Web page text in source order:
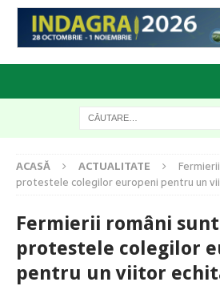
ACASĂ ACTUALITATE
protestele colegilor europeni pentru un
Fermierii români
protestele colegilor
pentru un viitor